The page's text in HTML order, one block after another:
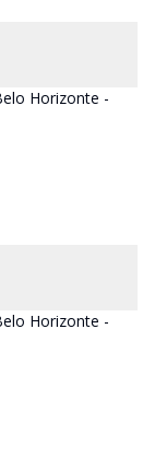
Horizonte -
Horizonte -